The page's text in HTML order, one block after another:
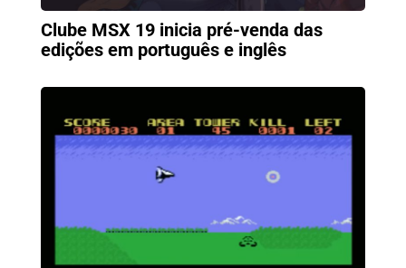
Clube MSX 19 inicia pré-venda das
edições em português e inglês